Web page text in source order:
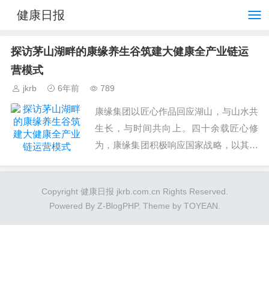
健康日报
探访茅山湖畔的康缘养生谷筑建大健康全产业链运
营模式
jkrb 6年前 789
康缘集团以匠心作品回应湖山，与山水共
生长，与时间共向上。四十余载匠心修
为，康缘集团积极响应国家战略，以其深
模式。...
Copyright 健康日报 jkrb.com.cn Rights Reserved.
Powered By Z-BlogPHP. Theme by TOYEAN